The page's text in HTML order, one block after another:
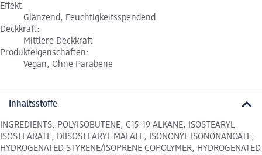
Effekt:
Glänzend, Feuchtigkeitsspendend
Deckkraft:
Mittlere Deckkraft
Produkteigenschaften:
Vegan, Ohne Parabene
Inhaltsstoffe
INGREDIENTS: POLYISOBUTENE, C15-19 ALKANE, ISOSTEARYL
ISOSTEARATE, DIISOSTEARYL MALATE, ISONONYL ISONONANOATE,
HYDROGENATED STYRENE/ISOPRENE COPOLYMER, HYDROGENATED